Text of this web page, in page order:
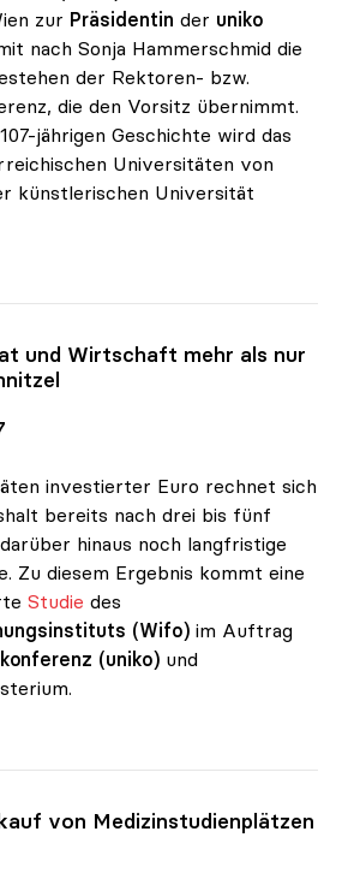
zur Präsidentin der uniko
nach Sonja Hammerschmid die
der Rektoren- bzw.
die den Vorsitz übernimmt.
jährigen Geschichte wird das
Universitäten von
künstlerischen Universität
der uniko gewählt
und Wirtschaft mehr als nur
investierter Euro rechnet sich
bereits nach drei bis fünf
hinaus noch langfristige
Zu diesem Ergebnis kommt eine
Studie des
(Wifo) im Auftrag
(uniko) und
und Wirtschaft mehr als nur
von Medizinstudienplätzen